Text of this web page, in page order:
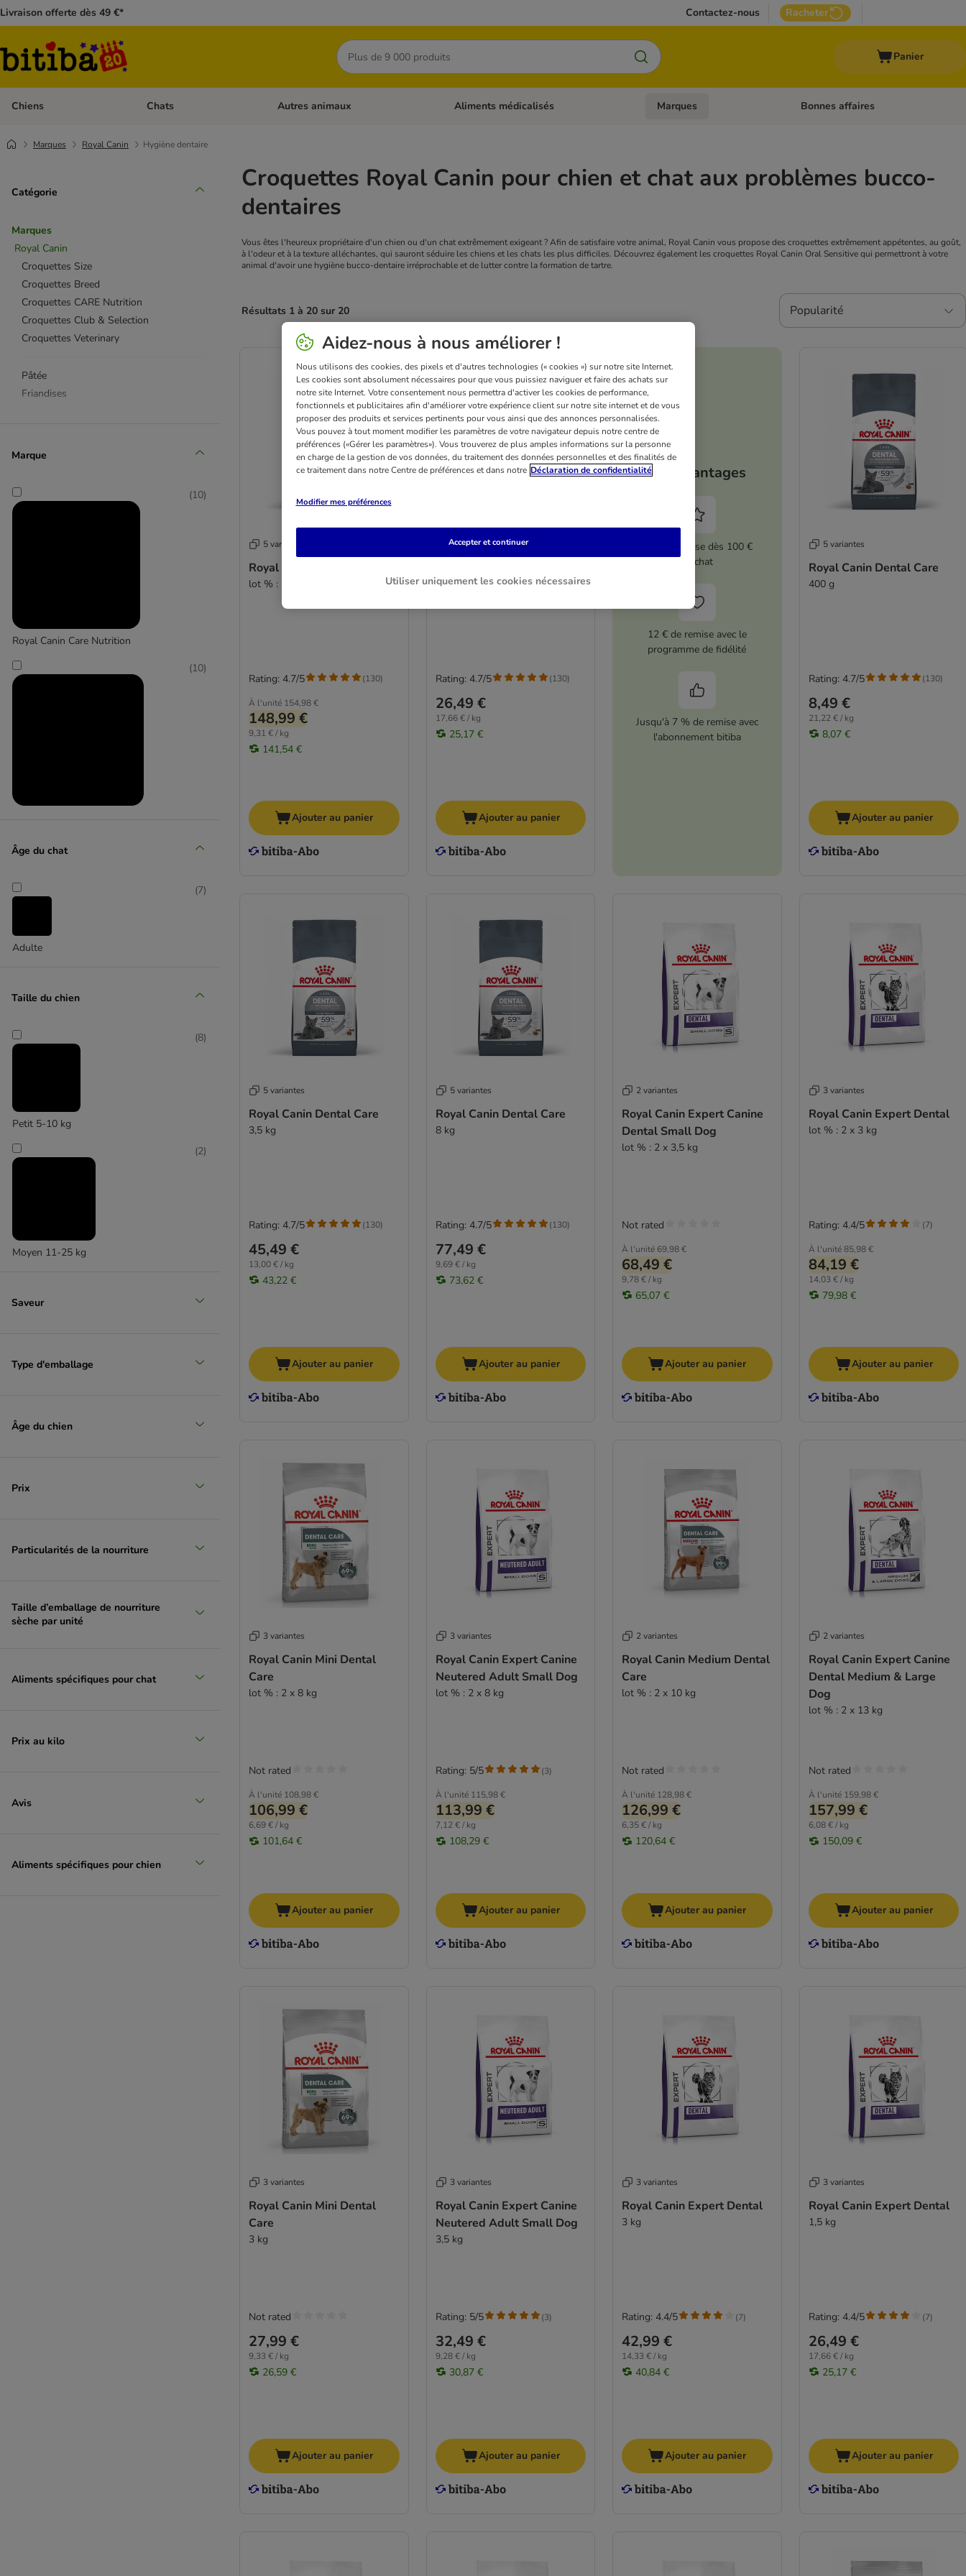
Livraison offerte dès 49 €* Contactez-nous Racheter
Rechercher
Panier
Chiens Dérouler les catégories: Chiens
Chats Dérouler les catégories: Chats
Autres animaux Dérouler les catégories: Autres animaux
Aliments médicalisés Dérouler les catégories: Aliments médicalisés
Marques Dérouler les catégories: Marques
Bonnes affaires
Marques Royal Canin Hygiène dentaire
Catégorie
Marques
Royal Canin
Croquettes Size
Croquettes Breed
Croquettes CARE Nutrition
Croquettes Club & Selection
Croquettes Veterinary
Pâtée
Friandises
Chiot
Pâtée Royal Canin
Pâtée Veterinary Diet
Rénal & Urinaire
Marque
Royal Canin Care Nutrition
(10)
(10)
Âge du chat
Adulte
(7)
Taille du chien
Petit 5-10 kg
(8)
Moyen 11-25 kg
(2)
Saveur
Type d'emballage
Âge du chien
Prix
Particularités de la nourriture
Taille d’emballage de nourriture
sèche par unité
Aliments spécifiques pour chat
Prix au kilo
Avis
Aliments spécifiques pour chien
Croquettes Royal Canin pour chien et chat aux problèmes bucco-
dentaires
Vous êtes l'heureux propriétaire d'un chien ou d'un chat extrêmement exigeant ? Afin de satisfaire votre animal, Royal Canin vous propose des croquettes extrêmement appétentes, au goût,
à l'odeur et à la texture alléchantes, qui sauront séduire les chiens et les chats les plus difficiles. Découvrez également les croquettes Royal Canin Oral Sensitive qui permettront à votre
animal d'avoir une hygiène bucco-dentaire irréprochable et de lutter contre la formation de tartre.
Résultats 1 à 20 sur 20 Popularité
5 variantes
Royal Canin Dental Care
lot % : 2 x 8 kg
À l'unité 154,98 €
148,99 €
9,31 € / kg
141,54 €
Rating: 4.7/5 (130)
Ajouter au panier
5 variantes
1,5 kg
26,49 €
17,66 € / kg
25,17 €
Rating: 4.7/5 (130)
Ajouter au panier
Vos avantages
5 % de remise dès 100 €
d'achat
12 € de remise avec le
programme de fidélité
Jusqu'à 7 % de remise avec
l'abonnement bitiba
5 variantes
Royal Canin Dental Care
400 g
8,49 €
21,22 € / kg
8,07 €
Rating: 4.7/5 (130)
Ajouter au panier
5 variantes
Royal Canin Dental Care
3,5 kg
45,49 €
13,00 € / kg
43,22 €
Rating: 4.7/5 (130)
Ajouter au panier
5 variantes
Royal Canin Dental Care
8 kg
77,49 €
9,69 € / kg
73,62 €
Rating: 4.7/5 (130)
Ajouter au panier
2 variantes
Royal Canin Expert Canine
Dental Small Dog
lot % : 2 x 3,5 kg
À l'unité 69,98 €
68,49 €
9,78 € / kg
65,07 €
Not rated
Ajouter au panier
3 variantes
Royal Canin Expert Dental
lot % : 2 x 3 kg
À l'unité 85,98 €
84,19 €
14,03 € / kg
79,98 €
Rating: 4.4/5 (7)
Ajouter au panier
3 variantes
Royal Canin Mini Dental
Care
lot % : 2 x 8 kg
À l'unité 108,98 €
106,99 €
6,69 € / kg
101,64 €
Not rated
Ajouter au panier
3 variantes
Royal Canin Expert Canine
Neutered Adult Small Dog
lot % : 2 x 8 kg
À l'unité 115,98 €
113,99 €
7,12 € / kg
108,29 €
Rating: 5/5 (3)
Ajouter au panier
2 variantes
Royal Canin Medium Dental
Care
lot % : 2 x 10 kg
À l'unité 128,98 €
126,99 €
6,35 € / kg
120,64 €
Not rated
Ajouter au panier
2 variantes
Royal Canin Expert Canine
Dental Medium & Large
Dog
lot % : 2 x 13 kg
À l'unité 159,98 €
157,99 €
6,08 € / kg
150,09 €
Not rated
Ajouter au panier
3 variantes
Royal Canin Mini Dental
Care
3 kg
27,99 €
9,33 € / kg
26,59 €
Not rated
Ajouter au panier
3 variantes
Royal Canin Expert Canine
Neutered Adult Small Dog
3,5 kg
32,49 €
9,28 € / kg
30,87 €
Rating: 5/5 (3)
Ajouter au panier
3 variantes
Royal Canin Expert Dental
3 kg
42,99 €
14,33 € / kg
40,84 €
Rating: 4.4/5 (7)
Ajouter au panier
3 variantes
Royal Canin Expert Dental
1,5 kg
26,49 €
17,66 € / kg
25,17 €
Rating: 4.4/5 (7)
Ajouter au panier
Aidez-nous à nous améliorer !
Nous utilisons des cookies, des pixels et d'autres technologies (« cookies ») sur notre site Internet.
Les cookies sont absolument nécessaires pour que vous puissiez naviguer et faire des achats sur
notre site Internet. Votre consentement nous permettra d'activer les cookies de performance,
fonctionnels et publicitaires afin d'améliorer votre expérience client sur notre site internet et de vous
proposer des produits et services pertinents pour vous ainsi que des annonces personnalisées.
Vous pouvez à tout moment modifier les paramètres de votre navigateur depuis notre centre de
préférences («Gérer les paramètres»). Vous trouverez de plus amples informations sur la personne
en charge de la gestion de vos données, du traitement des données personnelles et des finalités de
ce traitement dans notre Centre de préférences et dans notre Déclaration de confidentialité
Modifier mes préférences
Utiliser uniquement les cookies nécessaires
Accepter et continuer